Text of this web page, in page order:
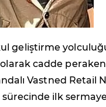
geliştirme yolculuğu
cadde
Vastned Retail
sürecinde ilk